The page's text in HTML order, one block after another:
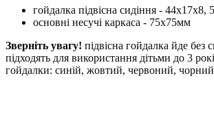
гойдалка підвісна сидіння - 44х17х8,
основні несучі каркаса - 75х75мм
Зверніть увагу! підвісна гойдалка йде без
підходять для використання дітьми до 3
гойдалки: синій, жовтий, червоний,